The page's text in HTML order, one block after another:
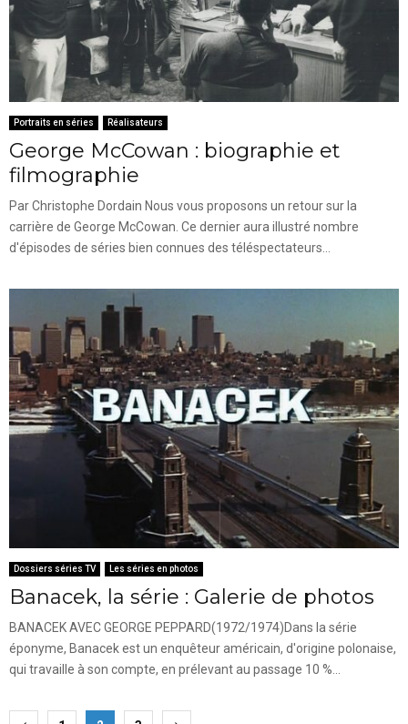
Portraits en séries Réalisateurs
George McCowan : biographie et
filmographie
Par Christophe Dordain Nous vous proposons un retour sur la
carrière de George McCowan. Ce dernier aura illustré nombre
d'épisodes de séries bien connues des téléspectateurs...
Dossiers séries TV Les séries en photos
Banacek, la série : Galerie de photos
BANACEK AVEC GEORGE PEPPARD(1972/1974)Dans la série
éponyme, Banacek est un enquêteur américain, d'origine polonaise,
qui travaille à son compte, en prélevant au passage 10 %...